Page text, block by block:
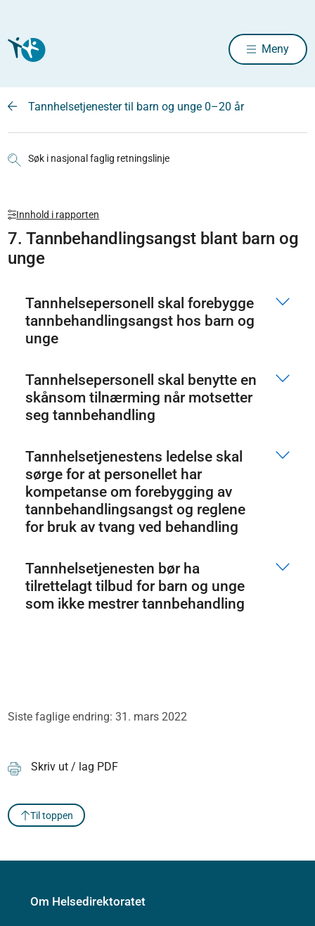
Meny
Tannhelsetjenester til barn og unge 0–20 år
Søk i nasjonal faglig retningslinje
Innhold i rapporten
7. Tannbehandlingsangst blant barn og
unge
Tannhelsepersonell skal forebygge
tannbehandlingsangst hos barn og
unge
Tannhelsepersonell skal benytte en
skånsom tilnærming når motsetter
seg tannbehandling
Tannhelsetjenestens ledelse skal
sørge for at personellet har
kompetanse om forebygging av
tannbehandlingsangst og reglene
for bruk av tvang ved behandling
Tannhelsetjenesten bør ha
tilrettelagt tilbud for barn og unge
som ikke mestrer tannbehandling
Siste faglige endring: 31. mars 2022
Skriv ut / lag PDF
Til toppen
Om Helsedirektoratet